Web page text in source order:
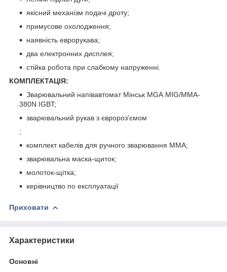
якісний механізм подачі дроту;
примусове охолодження;
наявність еврорукава;
два електронних дисплея;
стійка робота при слабкому напруженні.
КОМПЛЕКТАЦІЯ:
Зварювальний напівавтомат Мінськ МGА MIG/MMA-
380N IGBT;
зварювальний рукав з євророз'ємом
;
комплект кабелів для ручного зварювання MMA;
зварювальна маска-щиток;
молоток-щітка;
керівництво по експлуатації
Приховати
Характеристики
Основні